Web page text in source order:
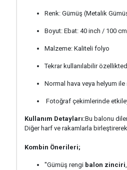
Renk: Gümüş (Metalik
Boyut: Ebat: 40 inch / 100
Malzeme: Kaliteli folyo
Tekrar kullanılabilir
Normal hava veya helyum
Fotoğraf çekimlerinde
Kullanım Detayları:Bu balonu
Diğer harf ve rakamlarla
Kombin Önerileri;
''Gümüş rengi balon zinciri